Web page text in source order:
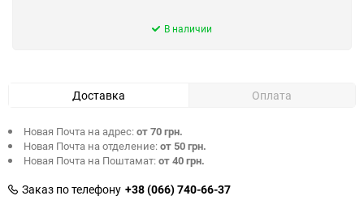
В наличии
Доставка Оплата
Новая Почта на адрес:от 70 грн.
Новая Почта на отделение:от 50 грн.
Новая Почта на Поштамат:от 40 грн.
Заказ по телефону +38 (066) 740-66-37